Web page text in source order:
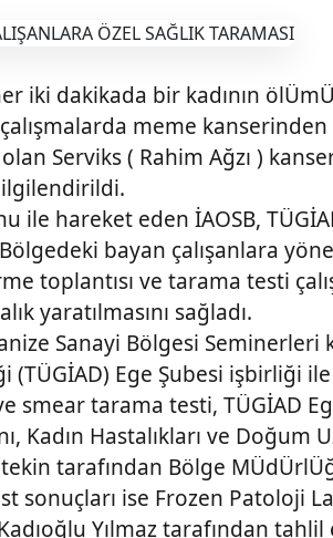
iki dakikada bir kadının
meme
Serviks ( Rahim Ağzı )
ile hareket eden İAOSB,
bayan çalışanlara
toplantısı ve tarama testi
yaratılmasını sağladı.
Sanayi Bölgesi Seminerleri
(TÜGİAD) Ege Şubesi işbirliği
smear tarama testi, TÜGİAD
Kadın Hastalıkları ve Doğum
tarafından Bölge
sonuçları ise Frozen Patoloji
Yılmaz tarafından